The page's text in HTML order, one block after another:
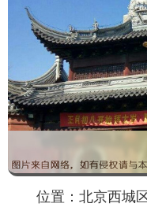
位置：北京西城